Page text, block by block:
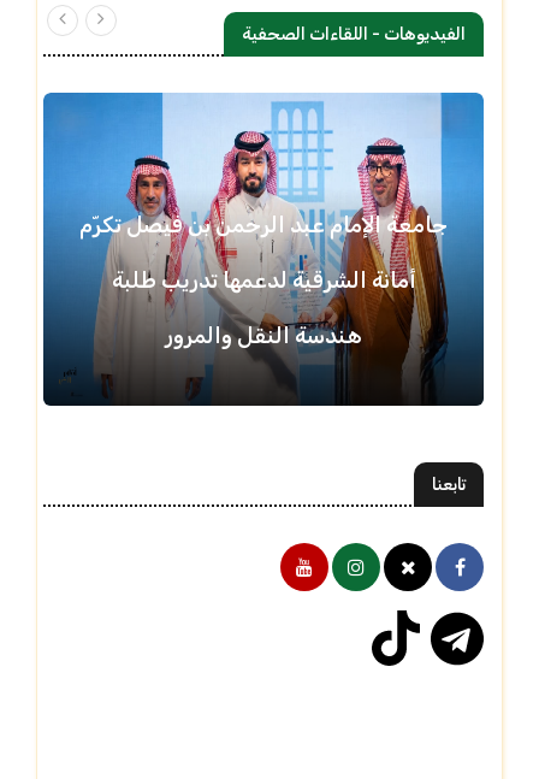
الفيديوهات - اللقاءات الصحفية
جامعة الإمام عبد الرحمن بن فيصل تكرّم
أمانة الشرقية لدعمها تدريب طلبة
هندسة النقل والمرور
تابعنا